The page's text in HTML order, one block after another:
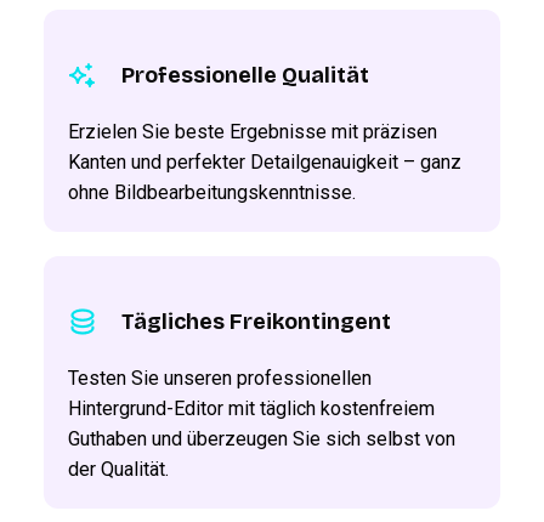
Professionelle Qualität
Erzielen Sie beste Ergebnisse mit präzisen
Kanten und perfekter Detailgenauigkeit – ganz
ohne Bildbearbeitungskenntnisse.
Tägliches Freikontingent
Testen Sie unseren professionellen
Hintergrund-Editor mit täglich kostenfreiem
Guthaben und überzeugen Sie sich selbst von
der Qualität.